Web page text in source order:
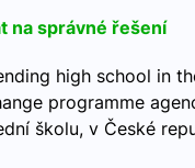
na správné řešení
high school in
programme
školu, v České